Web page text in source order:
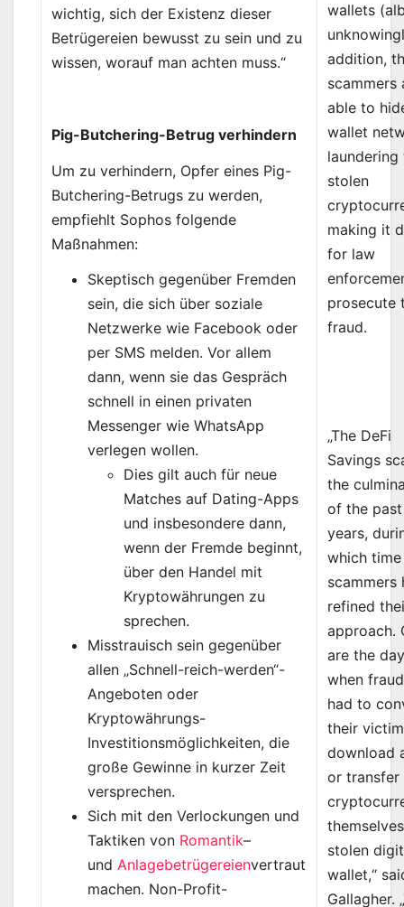
wichtig, sich der Existenz dieser
Betrügereien bewusst zu sein und zu
wissen, worauf man achten muss.“
Pig-Butchering-Betrug verhindern
Um zu verhindern, Opfer eines Pig-
Butchering-Betrugs zu werden,
empfiehlt Sophos folgende
Maßnahmen:
Skeptisch gegenüber Fremden
sein, die sich über soziale
Netzwerke wie Facebook oder
per SMS melden. Vor allem
dann, wenn sie das Gespräch
schnell in einen privaten
Messenger wie WhatsApp
verlegen wollen.
Dies gilt auch für neue
Matches auf Dating-Apps
und insbesondere dann,
wenn der Fremde beginnt,
über den Handel mit
Kryptowährungen zu
sprechen.
Misstrauisch sein gegenüber
allen „Schnell-reich-werden“-
Angeboten oder
Kryptowährungs-
Investitionsmöglichkeiten, die
große Gewinne in kurzer Zeit
versprechen.
Sich mit den Verlockungen und
Taktiken von Romantik–
undAnlagebetrügereienvertraut
machen. Non-Profit-
wallets
addition,
scammers
able to
wallet
laundering
stolen
making it
for law
prosecute
fraud.
„The DeFi
Savings
the
of the
years,
which time
scammers
refined
approach.
are the
when
had to
their
download
or transfer
stolen
wallet,“
Gallagher.